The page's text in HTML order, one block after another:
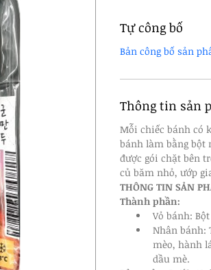
Tự công bố
Bản công bố sản
Thông tin sản
Mỗi chiếc bánh có
bánh làm bằng bột
được gói chặt bên
củ băm nhỏ, ướp
THÔNG TIN SẢN
Thành phần:
Vỏ bánh:
Nhân bánh:
mèo, hành
dầu mè.